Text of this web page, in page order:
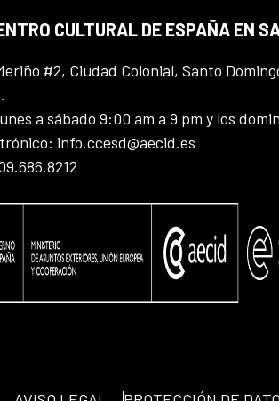
CULTURAL DE ESPAÑA EN
#2, Ciudad Colonial, Santo
a sábado 9:00 am a 9 pm y los
info.ccesd@aecid.es